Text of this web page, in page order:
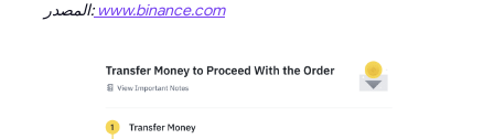
المصدر: www.binance.com